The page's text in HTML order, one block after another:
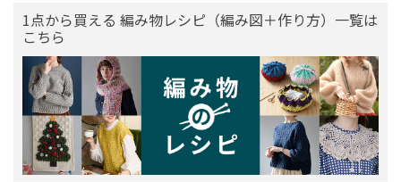
1点から買える 編み物レシピ（編み図＋作り方）一覧は
こちら